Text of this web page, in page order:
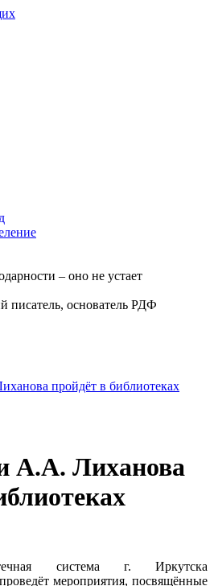
– оно не устает
писатель, основатель РДФ
пройдёт в библиотеках
А.А. Лиханова
система г. Иркутска
мероприятия, посвящённые